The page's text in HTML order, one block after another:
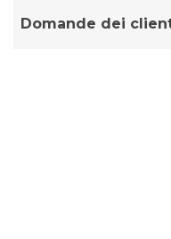
Domande dei